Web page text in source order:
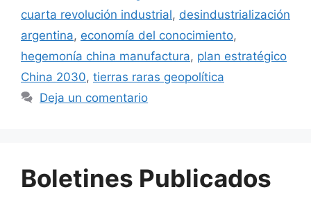
cuarta revolución industrial, desindustrialización
argentina, economía del conocimiento,
hegemonía china manufactura, plan estratégico
China 2030, tierras raras geopolítica
Deja un comentario
Boletines Publicados